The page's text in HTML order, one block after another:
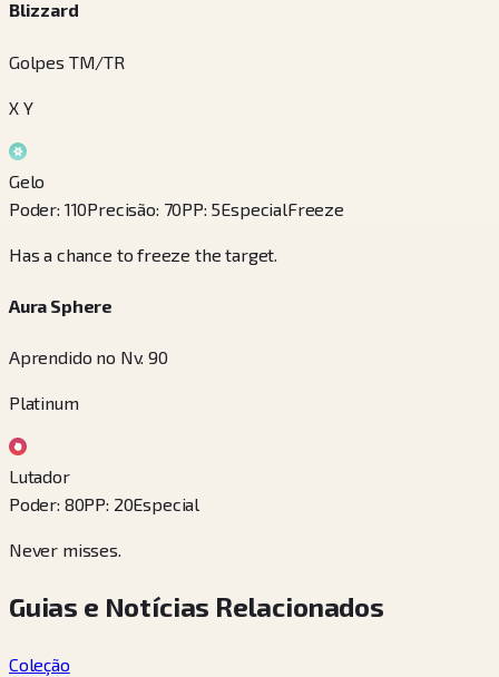
Blizzard
Golpes TM/TR
X Y
Gelo
Poder: 110Precisão: 70PP: 5EspecialFreeze
Has a chance to freeze the target.
Aura Sphere
Aprendido no Nv. 90
Platinum
Lutador
Poder: 80PP: 20Especial
Never misses.
Guias e Notícias Relacionados
Coleção